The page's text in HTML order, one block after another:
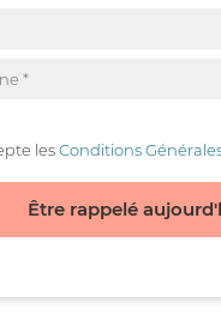
lesConditions
Être rappelé